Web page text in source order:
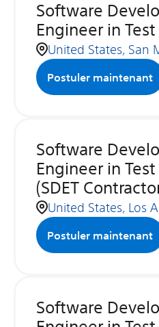
Software
Engineer in
United States, San
Postuler maintenant
Software
Engineer in
(SDET
United States, Los
Postuler maintenant
Software